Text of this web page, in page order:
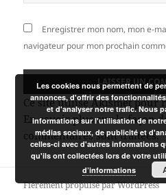
Enregistrer mon nom, mon e-
navigateur pour mon prochain
Ce site utilise Akismet pour
En savoir plus sur la façon
commentaires sont traitées.
Fièrement propulsé par WordPress
Les cookies nous permettent de
annonces, d'offrir des
et d'analyser notre trafic. Nous
informations sur l'utilisation de
médias sociaux, de publicité et
celles-ci avec d'autres informations
qu'ils ont collectées lors de votre
d’informations